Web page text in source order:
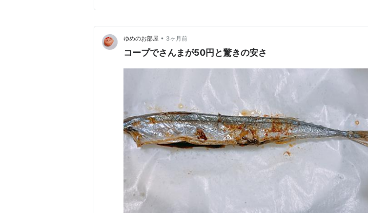
店舗では6匹が販売さ…
ゆめのお部屋 • 3ヶ月前
コープでさんまが50円と驚きの安さ